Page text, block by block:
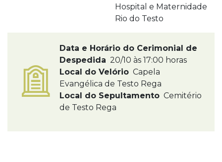
Hospital e Maternidade
Rio do Testo
Data e Horário do Cerimonial de
Despedida 20/10 às 17:00 horas
Local do Velório Capela
Evangélica de Testo Rega
Local do Sepultamento Cemitério
de Testo Rega